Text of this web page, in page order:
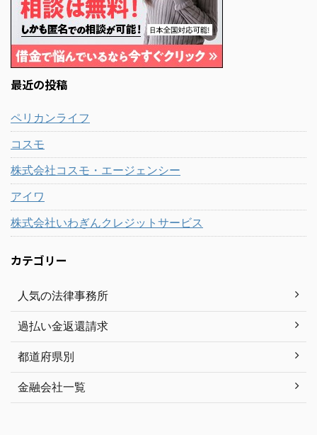
最近の投稿
ペリカンライフ
コスモ
株式会社コスモ・エージェンシー
アイワ
株式会社いわぎんクレジットサービス
カテゴリー
人気の法律事務所
過払い金返還請求
都道府県別
金融会社一覧